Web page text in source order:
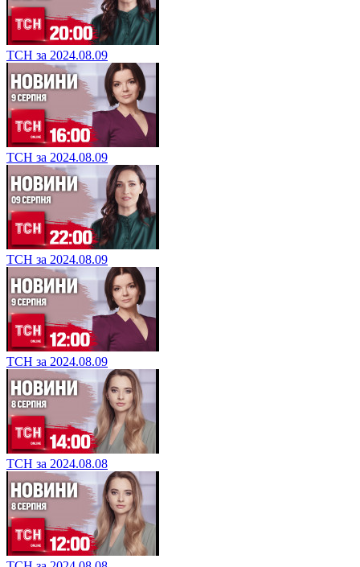
ТСН за 2024.08.09
ТСН за 2024.08.09
ТСН за 2024.08.09
ТСН за 2024.08.09
ТСН за 2024.08.08